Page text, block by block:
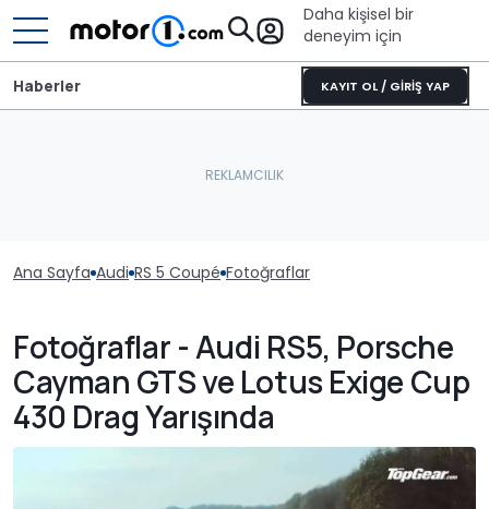
Daha kişisel bir
deneyim için
KAYIT OL / GİRİŞ YAP
Haberler
Ana Sayfa Audi RS 5 Coupé Fotoğraflar
Fotoğraflar - Audi RS5, Porsche
Cayman GTS ve Lotus Exige Cup
430 Drag Yarışında